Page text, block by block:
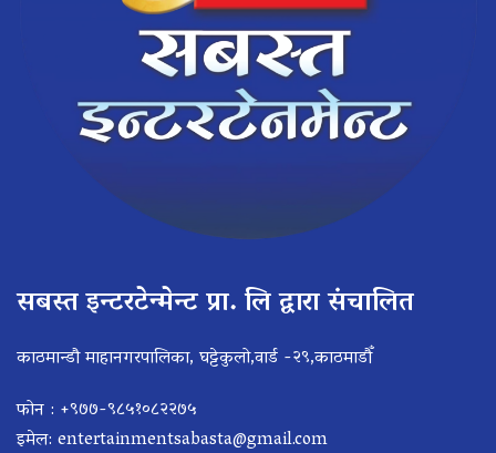
सबस्त इन्टरटेन्मेन्ट प्रा. लि द्वारा संचालित
काठमान्डौ माहानगरपालिका, घट्टेकुलो,वार्ड -२९,काठमाडौँ
फोन : +९७७-९८५१०८२२७५
इमेल: entertainmentsabasta@gmail.com